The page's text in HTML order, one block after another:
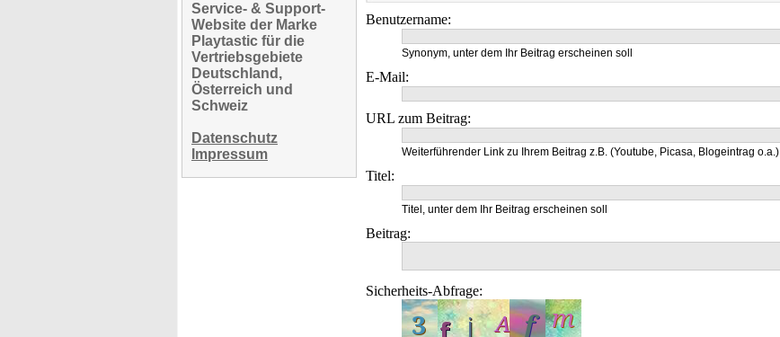
Service- & Support-
Website der Marke
Playtastic für die
Vertriebsgebiete
Deutschland,
Österreich und
Schweiz
Datenschutz
Impressum
Benutzername:
Synonym, unter dem Ihr Beitrag erscheinen soll
E-Mail:
URL zum Beitrag:
Weiterführender Link zu Ihrem Beitrag z.B. (Youtube, Picasa, Blogeintrag o.a.)
Titel:
Titel, unter dem Ihr Beitrag erscheinen soll
Beitrag:
Sicherheits-Abfrage: